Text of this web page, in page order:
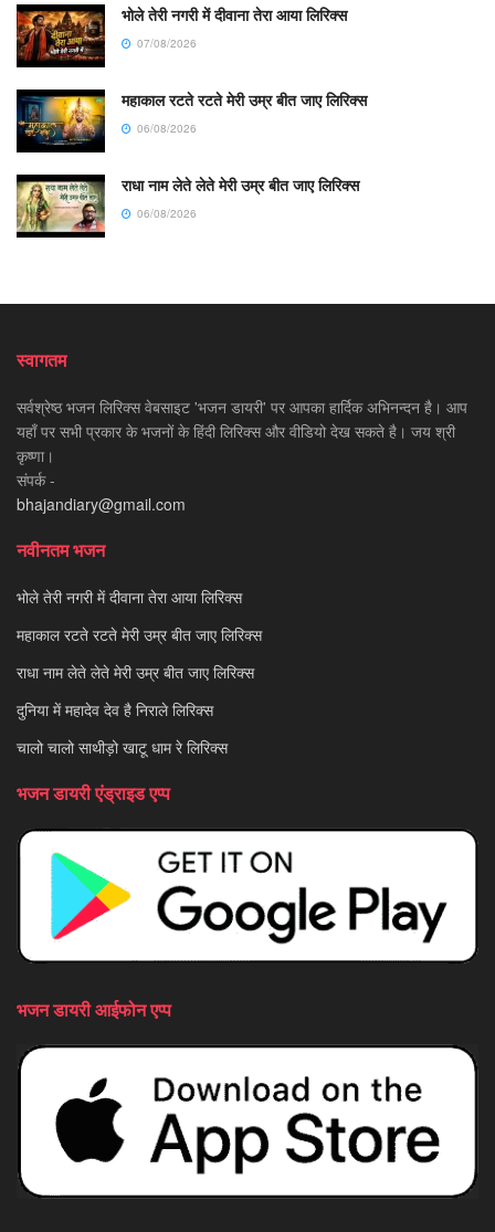
भोले तेरी नगरी में दीवाना तेरा आया लिरिक्स
07/08/2026
महाकाल रटते रटते मेरी उम्र बीत जाए लिरिक्स
06/08/2026
राधा नाम लेते लेते मेरी उम्र बीत जाए लिरिक्स
06/08/2026
स्वागतम
सर्वश्रेष्ठ भजन लिरिक्स वेबसाइट 'भजन डायरी' पर आपका हार्दिक अभिनन्दन है। आप
यहाँ पर सभी प्रकार के भजनों के हिंदी लिरिक्स और वीडियो देख सकते है। जय श्री
कृष्णा।
संपर्क -
bhajandiary@gmail.com
नवीनतम भजन
भोले तेरी नगरी में दीवाना तेरा आया लिरिक्स
महाकाल रटते रटते मेरी उम्र बीत जाए लिरिक्स
राधा नाम लेते लेते मेरी उम्र बीत जाए लिरिक्स
दुनिया में महादेव देव है निराले लिरिक्स
चालो चालो साथीड़ो खाटू धाम रे लिरिक्स
भजन डायरी एंड्राइड एप्प
भजन डायरी आईफोन एप्प